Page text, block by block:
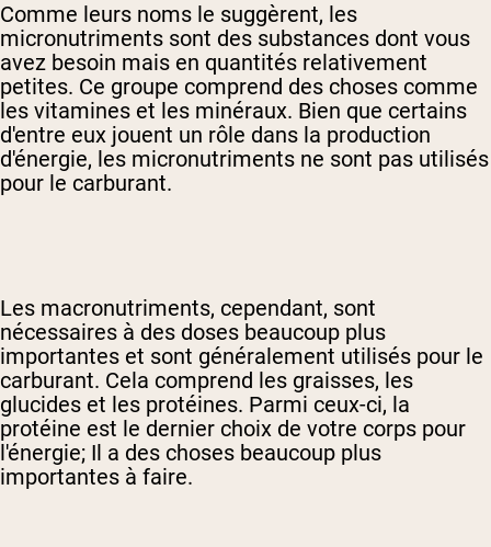
Comme leurs noms le suggèrent, les
micronutriments sont des substances dont vous
avez besoin mais en quantités relativement
petites. Ce groupe comprend des choses comme
les vitamines et les minéraux. Bien que certains
d'entre eux jouent un rôle dans la production
d'énergie, les micronutriments ne sont pas utilisés
pour le carburant.
Les macronutriments, cependant, sont
nécessaires à des doses beaucoup plus
importantes et sont généralement utilisés pour le
carburant. Cela comprend les graisses, les
glucides et les protéines. Parmi ceux-ci, la
protéine est le dernier choix de votre corps pour
l'énergie; Il a des choses beaucoup plus
importantes à faire.